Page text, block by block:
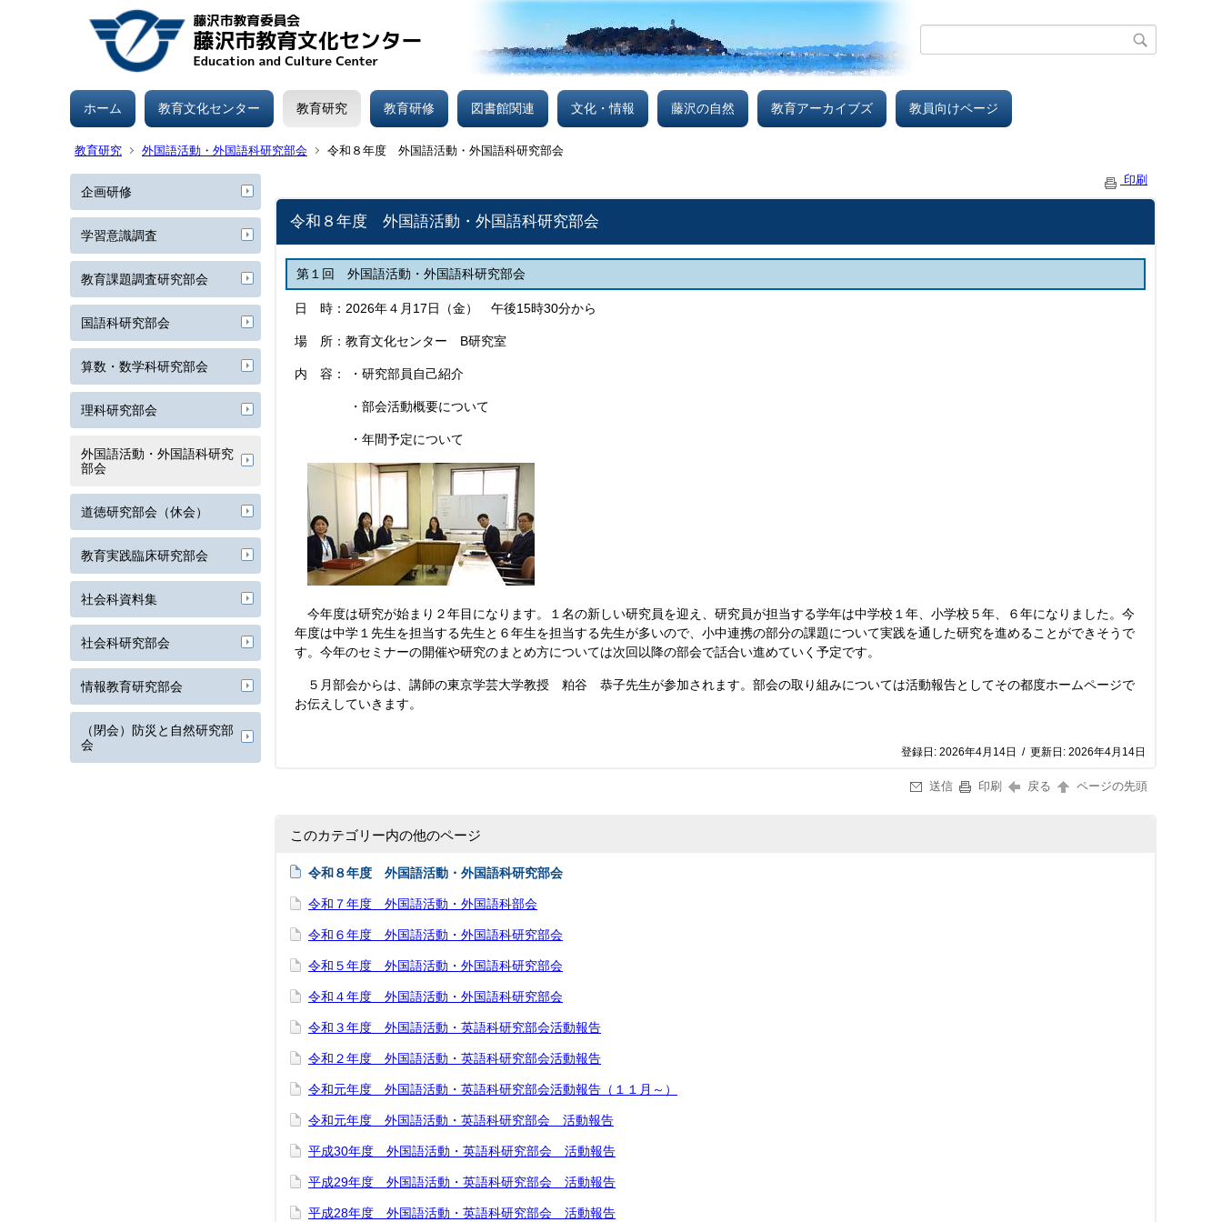
ホーム 教育文化センター 教育研究 教育研修 図書館関連 文化・情報 藤沢の自然 教育アーカイブズ 教員向けページ
教育研究 外国語活動・外国語科研究部会 令和８年度 外国語活動・外国語科研究部会
企画研修
学習意識調査
教育課題調査研究部会
国語科研究部会
算数・数学科研究部会
理科研究部会
外国語活動・外国語科研究
部会
道徳研究部会（休会）
教育実践臨床研究部会
社会科資料集
社会科研究部会
情報教育研究部会
（閉会）防災と自然研究部
会
印刷
令和８年度 外国語活動・外国語科研究部会
第１回 外国語活動・外国語科研究部会
日 時：2026年４月17日（金） 午後15時30分から
場 所：教育文化センター B研究室
内 容： ・研究部員自己紹介
・部会活動概要について
・年間予定について
今年度は研究が始まり２年目になります。１名の新しい研究員を迎え、研究員が担当する学年は中学校１年、小学校５年、６年になりました。今
年度は中学１先生を担当する先生と６年生を担当する先生が多いので、小中連携の部分の課題について実践を通した研究を進めることができそうで
す。今年のセミナーの開催や研究のまとめ方については次回以降の部会で話合い進めていく予定です。
５月部会からは、講師の東京学芸大学教授 粕谷 恭子先生が参加されます。部会の取り組みについては活動報告としてその都度ホームページで
お伝えしていきます。
登録日: 2026年4月14日 / 更新日: 2026年4月14日
送信 印刷 戻る ページの先頭
このカテゴリー内の他のページ
令和８年度 外国語活動・外国語科研究部会
令和７年度 外国語活動・外国語科部会
令和６年度 外国語活動・外国語科研究部会
令和５年度 外国語活動・外国語科研究部会
令和４年度 外国語活動・外国語科研究部会
令和３年度 外国語活動・英語科研究部会活動報告
令和２年度 外国語活動・英語科研究部会活動報告
令和元年度 外国語活動・英語科研究部会活動報告（１１月～）
令和元年度 外国語活動・英語科研究部会 活動報告
平成30年度 外国語活動・英語科研究部会 活動報告
平成29年度 外国語活動・英語科研究部会 活動報告
平成28年度 外国語活動・英語科研究部会 活動報告